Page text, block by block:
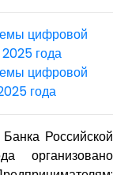
цифровой
года
цифровой
года
Российской
организовано